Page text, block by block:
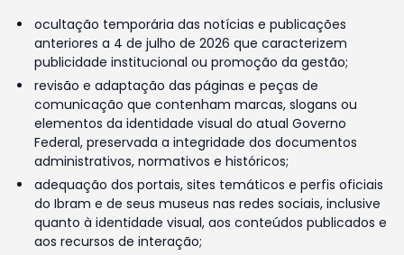
ocultação temporária das notícias e publicações
anteriores a 4 de julho de 2026 que caracterizem
publicidade institucional ou promoção da gestão;
revisão e adaptação das páginas e peças de
comunicação que contenham marcas, slogans ou
elementos da identidade visual do atual Governo
Federal, preservada a integridade dos documentos
administrativos, normativos e históricos;
adequação dos portais, sites temáticos e perfis oficiais
do Ibram e de seus museus nas redes sociais, inclusive
quanto à identidade visual, aos conteúdos publicados e
aos recursos de interação;